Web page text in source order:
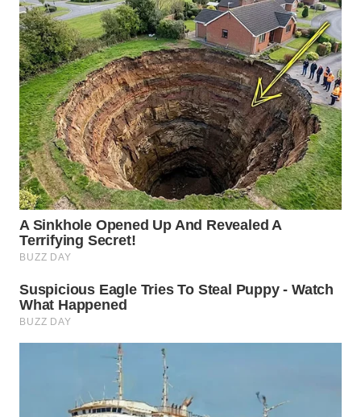
WN
SAMOSIR
WN
PADANG
LAWAS
WN
SUMEDANG
WN
CIANJUR
KEPULAUAN
SERIBU